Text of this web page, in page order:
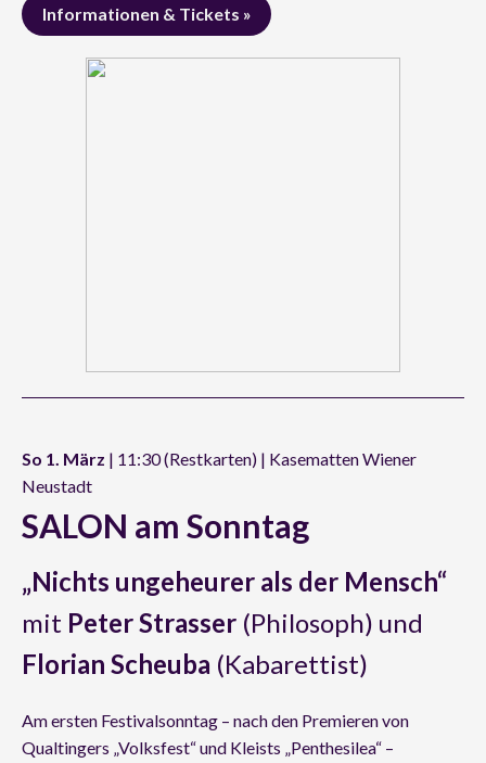
Informationen & Tickets »
So 1. März | 11:30 (Restkarten) | Kasematten Wiener
Neustadt
SALON am Sonntag
„Nichts ungeheurer als der Mensch“
mit Peter Strasser (Philosoph) und
Florian Scheuba (Kabarettist)
Am ersten Festivalsonntag – nach den Premieren von
Qualtingers „Volksfest“ und Kleists „Penthesilea“ –